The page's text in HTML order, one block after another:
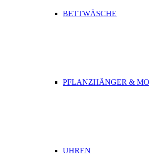
BETTWÄSCHE
PFLANZHÄNGER &
UHREN